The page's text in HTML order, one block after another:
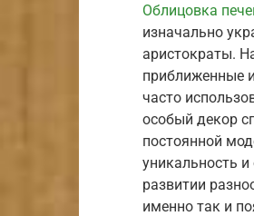
Облицовка
изначально
аристократы.
приближенные
часто
особый декор
постоянной
уникальность
развитии
именно так и